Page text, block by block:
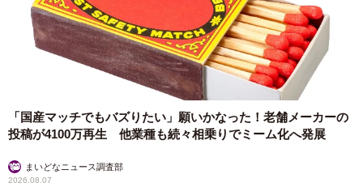
24時間プロ向けパーツが買えると話題。「秋葉原UDX」地下2階にある自
動販売機（提供）
「国産マッチでもバズりたい」願いかなった！老舗メーカーの
投稿が4100万再生 他業種も続々相乗りでミーム化へ発展
まいどなニュース調査部
2026.08.07